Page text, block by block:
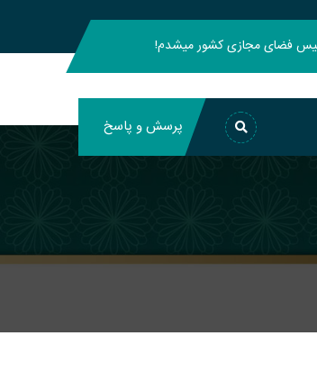
رئیس فضای مجازی کشور میشدم!
پرسش و پاسخ